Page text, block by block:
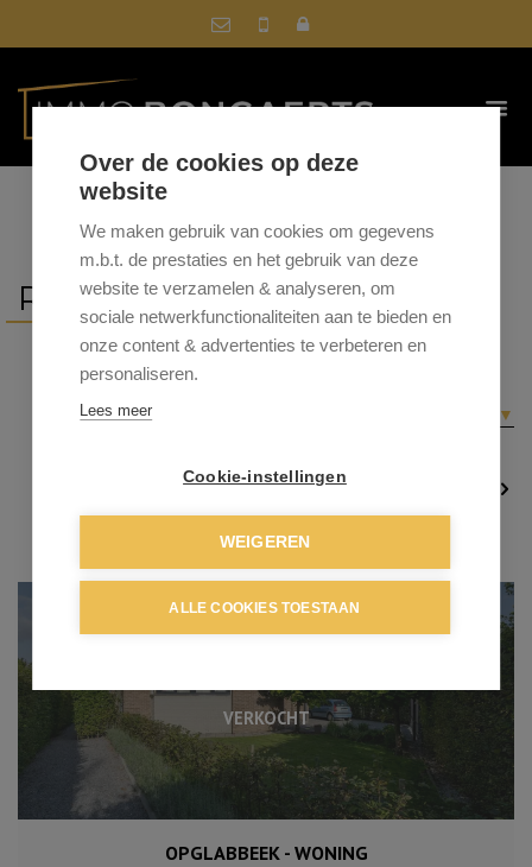
REFERENTIES
▼
1 … 15 16
VERKOCHT
OPGLABBEEK - WONING
Over de cookies op deze
website
We maken gebruik van cookies om gegevens
m.b.t. de prestaties en het gebruik van deze
website te verzamelen & analyseren, om
sociale netwerkfunctionaliteiten aan te bieden en
onze content & advertenties te verbeteren en
personaliseren.
Lees meer
Cookie-instellingen
WEIGEREN
ALLE COOKIES TOESTAAN